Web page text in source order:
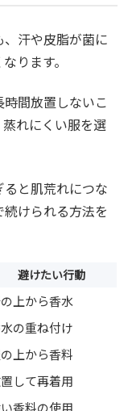
汗や皮脂が菌に
ります。
間放置しないこ
れにくい服を選
と肌荒れにつな
けられる方法を
避けたい行動
上から香水
の重ね付け
上から香料
して再着用
香料の使用